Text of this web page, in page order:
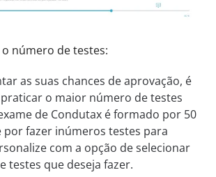
número de testes:
as suas chances de aprovação, é
o maior número de testes
de Condutax é formado por 50
por fazer inúmeros testes para
com a opção de selecionar
testes que deseja fazer.